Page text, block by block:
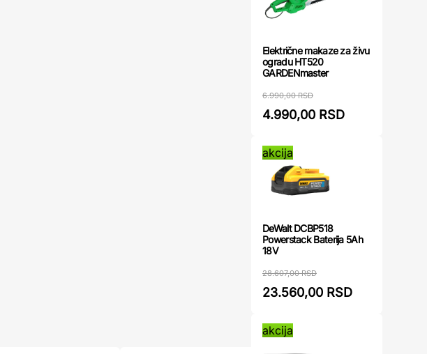
Električne makaze za živu
ogradu HT520
GARDENmaster
6.990,00 RSD
4.990,00 RSD
akcija
DeWalt DCBP518
Powerstack Baterija 5Ah
18V
28.607,00 RSD
23.560,00 RSD
akcija